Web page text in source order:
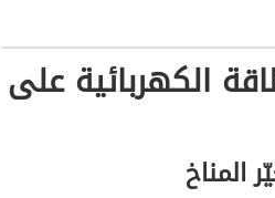
الكهربائية على
المناخ